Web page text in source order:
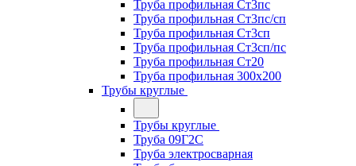
Труба профильная Ст3пс
Труба профильная Ст3пс/сп
Труба профильная Ст3сп
Труба профильная Ст3сп/пс
Труба профильная Ст20
Труба профильная 300х200
Трубы круглые
Трубы круглые
Труба 09Г2С
Труба электросварная